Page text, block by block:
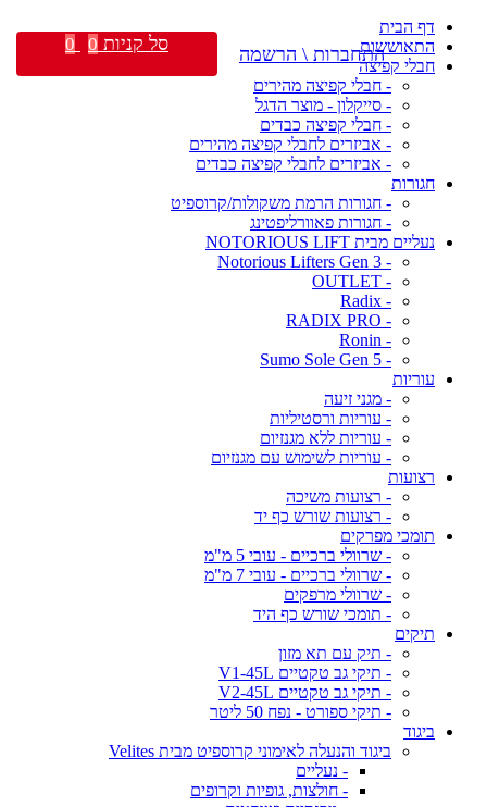
דף הבית
התאוששות
חבלי קפיצה
- חבלי קפיצה מהירים
- סייקלון - מוצר הדגל
- חבלי קפיצה כבדים
- אביזרים לחבלי קפיצה מהירים
- אביזרים לחבלי קפיצה כבדים
חגורות
- חגורות הרמת משקולות/קרוספיט
- חגורות פאוורליפטינג
נעליים מבית NOTORIOUS LIFT
- Notorious Lifters Gen 3
- OUTLET
- Radix
- RADIX PRO
- Ronin
- Sumo Sole Gen 5
עוריות
- מגני זיעה
- עוריות ורסטיליות
- עוריות ללא מגנזיום
- עוריות לשימוש עם מגנזיום
רצועות
- רצועות משיכה
- רצועות שורש כף יד
תומכי מפרקים
- שרוולי ברכיים - עובי 5 מ"מ
- שרוולי ברכיים - עובי 7 מ"מ
- שרוולי מרפקים
- תומכי שורש כף היד
תיקים
- תיק עם תא מזון
- תיקי גב טקטיים V1-45L
- תיקי גב טקטיים V2-45L
- תיקי ספורט - נפח 50 ליטר
ביגוד
ביגוד והנעלה לאימוני קרוספיט מבית Velites
- נעליים
- חולצות, גופיות וקרופים
התחברות \ הרשמה סל קניות 0
0